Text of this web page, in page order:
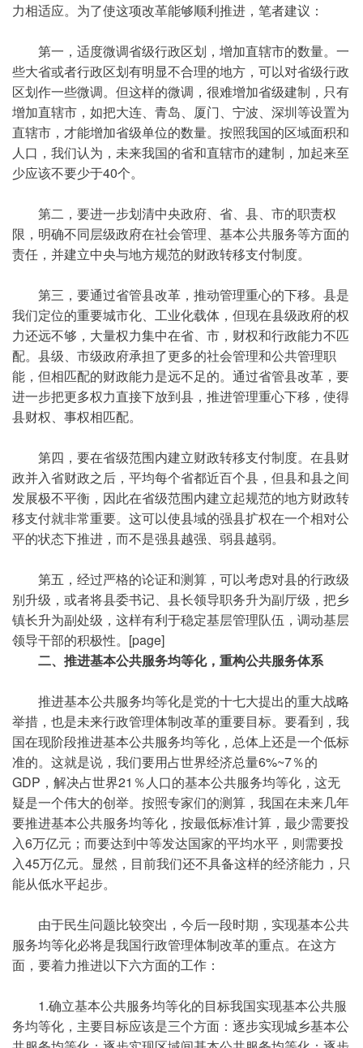
力相适应。为了使这项改革能够顺利推进，笔者建议：
第一，适度微调省级行政区划，增加直辖市的数量。一
些大省或者行政区划有明显不合理的地方，可以对省级行政
区划作一些微调。但这样的微调，很难增加省级建制，只有
增加直辖市，如把大连、青岛、厦门、宁波、深圳等设置为
直辖市，才能增加省级单位的数量。按照我国的区域面积和
人口，我们认为，未来我国的省和直辖市的建制，加起来至
少应该不要少于40个。
第二，要进一步划清中央政府、省、县、市的职责权
限，明确不同层级政府在社会管理、基本公共服务等方面的
责任，并建立中央与地方规范的财政转移支付制度。
第三，要通过省管县改革，推动管理重心的下移。县是
我们定位的重要城市化、工业化载体，但现在县级政府的权
力还远不够，大量权力集中在省、市，财权和行政能力不匹
配。县级、市级政府承担了更多的社会管理和公共管理职
能，但相匹配的财政能力是远不足的。通过省管县改革，要
进一步把更多权力直接下放到县，推进管理重心下移，使得
县财权、事权相匹配。
第四，要在省级范围内建立财政转移支付制度。在县财
政并入省财政之后，平均每个省都近百个县，但县和县之间
发展极不平衡，因此在省级范围内建立起规范的地方财政转
移支付就非常重要。这可以使县域的强县扩权在一个相对公
平的状态下推进，而不是强县越强、弱县越弱。
第五，经过严格的论证和测算，可以考虑对县的行政级
别升级，或者将县委书记、县长领导职务升为副厅级，把乡
镇长升为副处级，这样有利于稳定基层管理队伍，调动基层
领导干部的积极性。[page]
二、推进基本公共服务均等化，重构公共服务体系
推进基本公共服务均等化是党的十七大提出的重大战略
举措，也是未来行政管理体制改革的重要目标。要看到，我
国在现阶段推进基本公共服务均等化，总体上还是一个低标
准的。这就是说，我们要用占世界经济总量6%~7％的
GDP，解决占世界21％人口的基本公共服务均等化，这无
疑是一个伟大的创举。按照专家们的测算，我国在未来几年
要推进基本公共服务均等化，按最低标准计算，最少需要投
入6万亿元；而要达到中等发达国家的平均水平，则需要投
入45万亿元。显然，目前我们还不具备这样的经济能力，只
能从低水平起步。
由于民生问题比较突出，今后一段时期，实现基本公共
服务均等化必将是我国行政管理体制改革的重点。在这方
面，要着力推进以下六方面的工作：
1.确立基本公共服务均等化的目标我国实现基本公共服
务均等化，主要目标应该是三个方面：逐步实现城乡基本公